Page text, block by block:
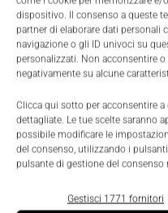
dispositivo. Il consenso a queste
partner di elaborare dati
navigazione o gli ID univoci su
personalizzati. Non acconsentire
negativamente su alcune
Clicca qui sotto per acconsentire
dettagliate. Le tue scelte saranno
possibile modificare le
del consenso, utilizzando i
pulsante di gestione del
Gestisci 1771 fornitori
TI POTREBBERO